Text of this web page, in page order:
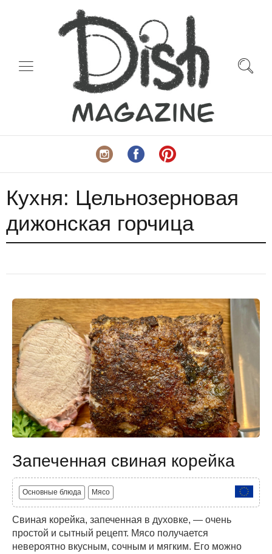
Кухня: Цельнозерновая
дижонская горчица
Запеченная свиная корейка
Основные блюда Мясо
Свиная корейка, запеченная в духовке, — очень
простой и сытный рецепт. Мясо получается
невероятно вкусным, сочным и мягким. Его можно